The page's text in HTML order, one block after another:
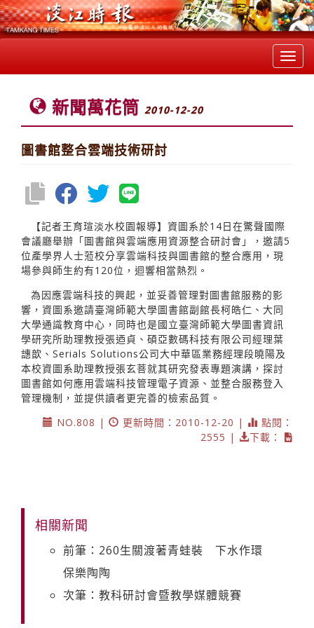
新聞萬花筒 2010-12-20
圖書館整合雲端技術研討
【記者王育瑄淡水校園報導】資圖系於14日在驚聲國際
會議廳舉辦「圖書館與雲端應用資源整合研討會」，邀請5
位產學界人士蒞校分享雲端科技與圖書館的整合應用，現
場參與師生約有120位，迴響相當熱烈。
為因應雲端科技的興起，並妥善管理對圖書館服務的影
響，資圖系邀請臺灣師範大學圖書館副館長柯皓仁、大同
大學通識教育中心，同時也是國立臺灣師範大學圖書資訊
學研究所助理教授張迺貞、碩亞數碼科技有限公司經理葉
譓歆、Serials Solutions公司大中華區業務經理段曉陽及
本校資圖系助理教授張玄菩就其研究發表專題演講，探討
圖書館如何應用雲端科技管理電子資源、並整合服務登入
管理機制，並提供讀者更完善的檢索品質。
NO.808 |
更新時間：2010-12-20 |
點閱：
2555 |
下載：
相關新聞
前筆：260生關渡著青蛙裝 下水作環
保樂陶陶
次筆：教科研討會暨教學媒體競賽